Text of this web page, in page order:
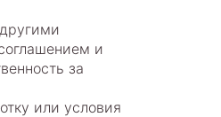
и
за
или условия